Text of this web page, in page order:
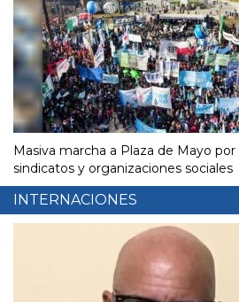
Masiva marcha a Plaza de Mayo
sindicatos y organizaciones sociales
INTERNACIONES